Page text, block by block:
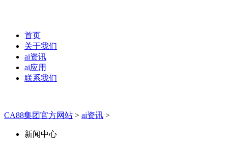
首页
关于我们
ai资讯
ai应用
联系我们
CA88集团官方网站 > ai资讯 >
新闻中心